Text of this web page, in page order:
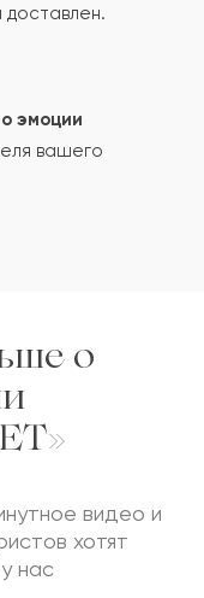
проверки.
доставлен.
эмоции
вашего
о
видео и
хотят
нас